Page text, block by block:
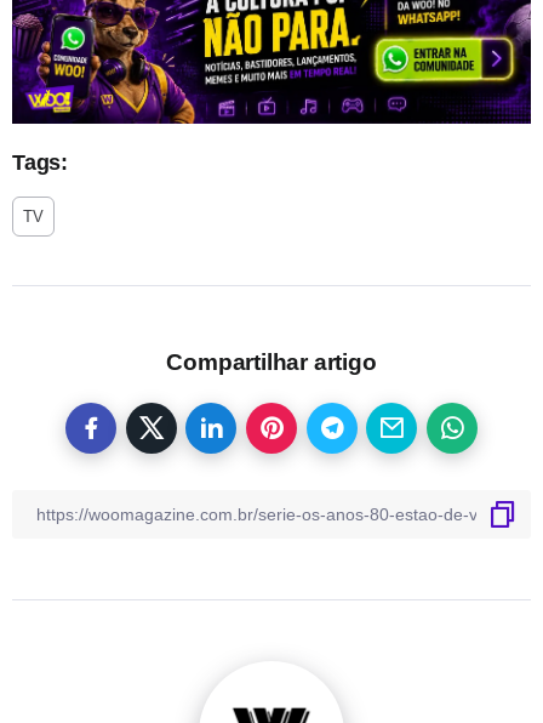
Tags:
TV
Compartilhar artigo